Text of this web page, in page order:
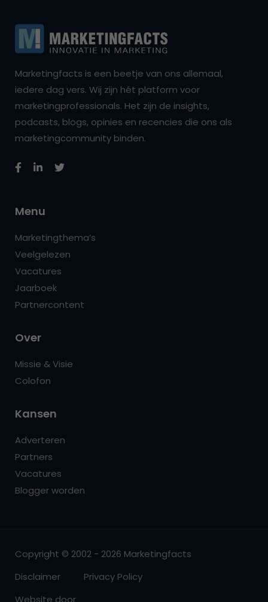
Marketingfacts is een beetje van ons allemaal,
iedere dag vers. Wij zijn hét platform voor
marketingprofessionals. Het zijn de insights,
podcasts, blogs, opinies en recencies die ons als
marketingcommunity binden.
Menu
Marketingthema’s
Veelgelezen
Vacatures
Jaarboek
Partnercontent
Over
Missie & Visie
Colofon
Kansen
Adverteren
Partners
Vacatures
Blogger worden
Copyright © 2002 - 2026 Marketingfacts
Disclaimer
Privacy Policy
Website door